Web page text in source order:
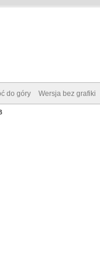
do góry Wersja bez grafiki